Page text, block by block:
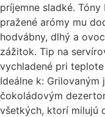
príjemne sladké.
pražené arómy mu
hodvábny, dlhý a
zážitok. Tip na
vychladené pri teplote
Ideálne k:
čokoládovým
všetkých, ktorí milujú